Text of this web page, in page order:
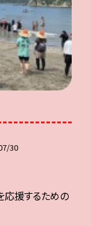
30
応援するための